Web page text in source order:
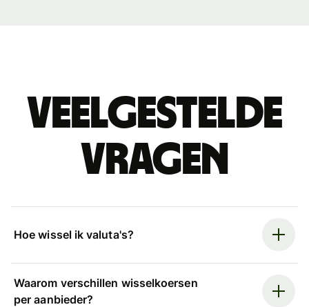
Veelgestelde
vragen
Hoe wissel ik valuta's?
Waarom verschillen wisselkoersen
per aanbieder?